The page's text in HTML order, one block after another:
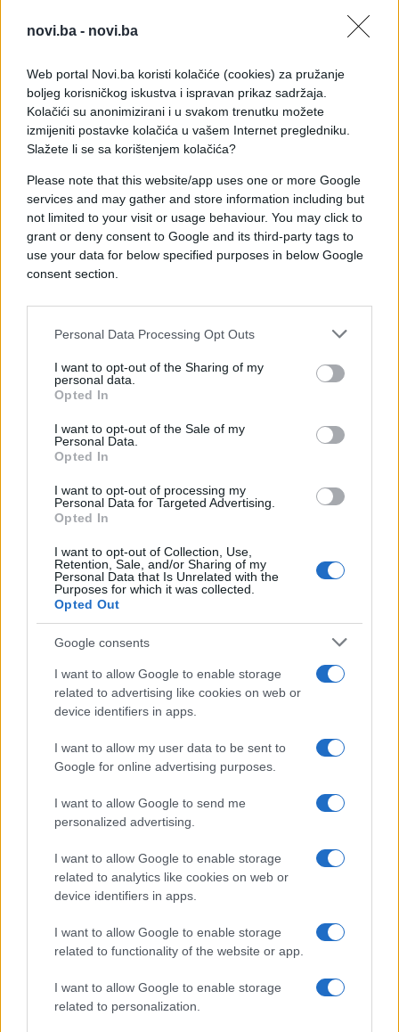
novi.ba - novi.ba
Web portal Novi.ba koristi kolačiće (cookies) za pružanje
boljeg korisničkog iskustva i ispravan prikaz sadržaja.
Kolačići su anonimizirani i u svakom trenutku možete
izmijeniti postavke kolačića u vašem Internet pregledniku.
Slažete li se sa korištenjem kolačića?
Please note that this website/app uses one or more Google
services and may gather and store information including but
not limited to your visit or usage behaviour. You may click to
grant or deny consent to Google and its third-party tags to
use your data for below specified purposes in below Google
consent section.
Personal Data Processing Opt Outs
I want to opt-out of the Sharing of my
personal data.
Opted In
I want to opt-out of the Sale of my
Personal Data.
Opted In
I want to opt-out of processing my
Personal Data for Targeted Advertising.
Opted In
I want to opt-out of Collection, Use,
Retention, Sale, and/or Sharing of my
Personal Data that Is Unrelated with the
Purposes for which it was collected.
Opted Out
Google consents
I want to allow Google to enable storage
related to advertising like cookies on web or
device identifiers in apps.
I want to allow my user data to be sent to
Google for online advertising purposes.
I want to allow Google to send me
personalized advertising.
I want to allow Google to enable storage
related to analytics like cookies on web or
device identifiers in apps.
I want to allow Google to enable storage
related to functionality of the website or app.
I want to allow Google to enable storage
related to personalization.
povoljno djeluju na metabolizam i ukupno zdravlje.
Da – tvrdnje iz članka imaju naučno uporište, iako
su ponegdje predstavljene pojednostavljeno.
Špinat je niskokaloričan, bogat vlaknima i
antioksidansima, što ga čini odličnim dodatkom
prehrani kod mršavljenja. Također, jaja su poznata
kao izvor kvalitetnih proteina koji podržavaju
osjećaj sitosti i očuvanje mišićne mase.
Međutim, dodavanje špinata jednom obroku neće
samo po sebi dovesti do značajnog gubitka težine.
Ključni faktori su cjelokupna prehrana, unos
je preporuka korisna i zdrava, treba je promatrati
kao dio šire strategije zdravog načina života – a ne
kao čudesno rješenje.
#Jaja